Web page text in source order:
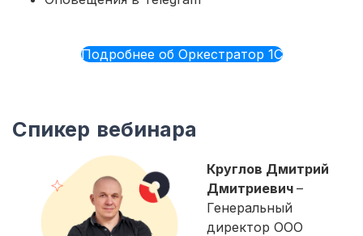
Подробнее об Оркестратор 1С
Спикер вебинара
Круглов Дмитрий
Дмитриевич –
Генеральный
директор ООО